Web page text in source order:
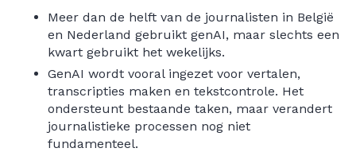
Meer dan de helft van de journalisten in België
en Nederland gebruikt genAI, maar slechts een
kwart gebruikt het wekelijks.
GenAI wordt vooral ingezet voor vertalen,
transcripties maken en tekstcontrole. Het
ondersteunt bestaande taken, maar verandert
journalistieke processen nog niet
fundamenteel.